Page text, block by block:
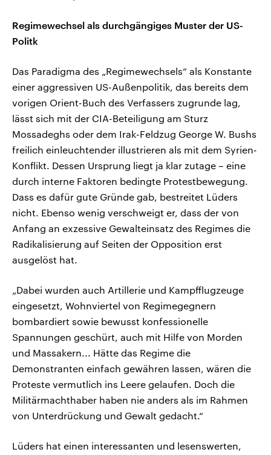
Regimewechsel als durchgängiges Muster der US-
Politk
Das Paradigma des „Regimewechsels“ als Konstante
einer aggressiven US-Außenpolitik, das bereits dem
vorigen Orient-Buch des Verfassers zugrunde lag,
lässt sich mit der CIA-Beteiligung am Sturz
Mossadeghs oder dem Irak-Feldzug George W. Bushs
freilich einleuchtender illustrieren als mit dem Syrien-
Konflikt. Dessen Ursprung liegt ja klar zutage – eine
durch interne Faktoren bedingte Protestbewegung.
Dass es dafür gute Gründe gab, bestreitet Lüders
nicht. Ebenso wenig verschweigt er, dass der von
Anfang an exzessive Gewalteinsatz des Regimes die
Radikalisierung auf Seiten der Opposition erst
ausgelöst hat.
„Dabei wurden auch Artillerie und Kampfflugzeuge
eingesetzt, Wohnviertel von Regimegegnern
bombardiert sowie bewusst konfessionelle
Spannungen geschürt, auch mit Hilfe von Morden
und Massakern... Hätte das Regime die
Demonstranten einfach gewähren lassen, wären die
Proteste vermutlich ins Leere gelaufen. Doch die
Militärmachthaber haben nie anders als im Rahmen
von Unterdrückung und Gewalt gedacht.“
Lüders hat einen interessanten und lesenswerten,